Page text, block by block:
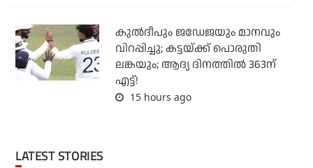
കുല്‍ദീപും ജഡേജയും മാനവും
വിറപ്പിച്ചു; കട്ടയ്ക്ക് പൊരുതി
ലങ്കയും; ആദ്യ ദിനത്തില്‍ 363ന്
എട്ട്!
15 hours ago
LATEST STORIES